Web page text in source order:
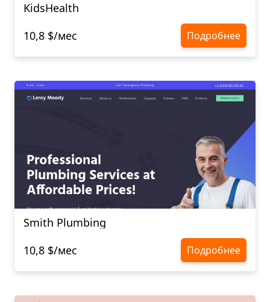
KidsHealth
10,8 $/мес
Подробнее
Smith Plumbing
10,8 $/мес
Подробнее